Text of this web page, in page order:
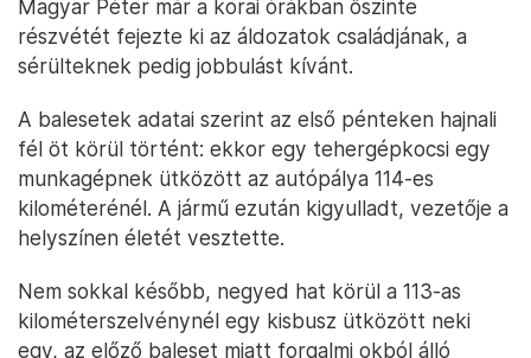
Magyar Péter már a korai órákban őszinte
részvétét fejezte ki az áldozatok családjának, a
sérülteknek pedig jobbulást kívánt.
A balesetek adatai szerint az első pénteken hajnali
fél öt körül történt: ekkor egy tehergépkocsi egy
munkagépnek ütközött az autópálya 114-es
kilométerénél. A jármű ezután kigyulladt, vezetője a
helyszínen életét vesztette.
Nem sokkal később, negyed hat körül a 113-as
kilométerszelvénynél egy kisbusz ütközött neki
egy, az előző baleset miatt forgalmi okból álló